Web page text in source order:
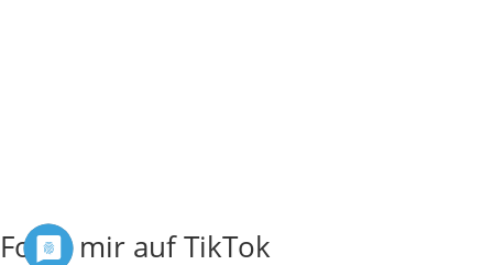
Folge mir auf TikTok